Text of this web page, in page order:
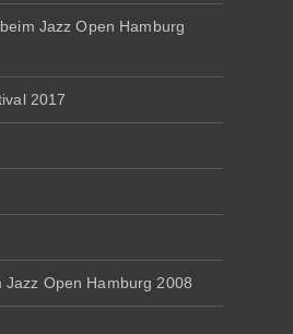
Jazz Open Hamburg
2017
Jazz Open Hamburg 2008